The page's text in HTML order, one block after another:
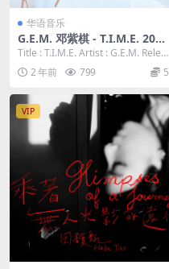
华语音乐
G.E.M. 邓紫棋 - T.I.M.E. 2023
-11-26 [24bit/48kHz] [Hi-Re
s Flac 313MB]
Title : T.I.M.E. Artist : G.E.M. Relea
se...
2 年前 799 5
VIP